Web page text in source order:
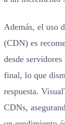
Además, el uso
(CDN) es
desde
final, lo que
respuesta.
CDNs,